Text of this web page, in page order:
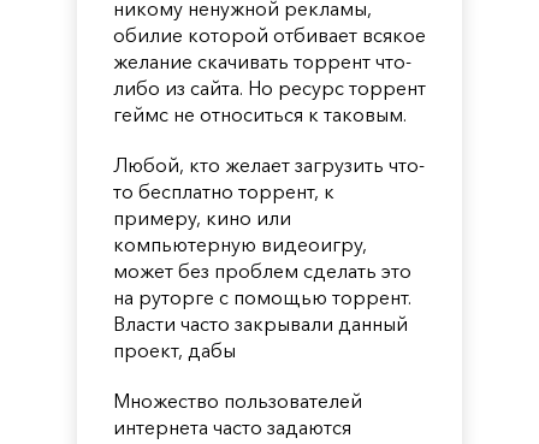
никому ненужной рекламы,
обилие которой отбивает всякое
желание скачивать торрент что-
либо из сайта. Но ресурс торрент
геймс не относиться к таковым.
Любой, кто желает загрузить что-
то бесплатно торрент, к
примеру, кино или
компьютерную видеоигру,
может без проблем сделать это
на руторге с помощью торрент.
Власти часто закрывали данный
проект, дабы
Множество пользователей
интернета часто задаются